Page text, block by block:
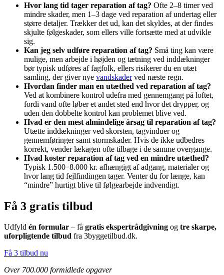
Hvor lang tid tager reparation af tag? Ofte 2–8 timer ved
mindre skader, men 1–3 dage ved reparation af undertag eller
større detaljer. Trækker det ud, kan det skyldes, at der findes
skjulte følgeskader, som ellers ville fortsætte med at udvikle
sig.
Kan jeg selv udføre reparation af tag? Små ting kan være
mulige, men arbejde i højden og tætning ved inddækninger
bør typisk udføres af fagfolk, ellers risikerer du en utæt
samling, der giver nye vandskaderved næste regn.
Hvordan finder man en utæthed ved reparation af tag?
Ved at kombinere kontrol udefra med gennemgang på loftet,
fordi vand ofte løber et andet sted end hvor det drypper, og
uden den dobbelte kontrol kan problemet blive ved.
Hvad er den mest almindelige årsag til reparation af tag?
Utætte inddækninger ved skorsten, tagvinduer og
gennemføringer samt stormskader. Hvis de ikke udbedres
korrekt, vender lækagen ofte tilbage i de samme overgange.
Hvad koster reparation af tag ved en mindre utæthed?
Typisk 1.500–8.000 kr. afhængigt af adgang, materialer og
hvor lang tid fejlfindingen tager. Venter du for længe, kan
“mindre” hurtigt blive til følgearbejde indvendigt.
Få 3 gratis tilbud
Udfyld én formular – få gratis ekspertrådgivning og tre skarpe,
uforpligtende tilbud fra 3byggetilbud.dk.
Få 3 tilbud nu
Over 700.000 formidlede opgaver